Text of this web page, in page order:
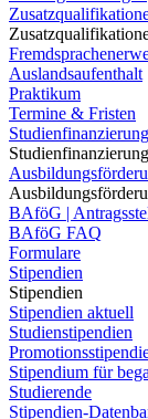
Auslandsaufenthalt
Praktikum
Termine & Fristen
Studienfinanzierung
Studienfinanzierung
BAföG |
BAföG FAQ
Formulare
Stipendien
Stipendien
Stipendien aktuell
Studienstipendien
Stipendium für
Studierende
Stipendien-